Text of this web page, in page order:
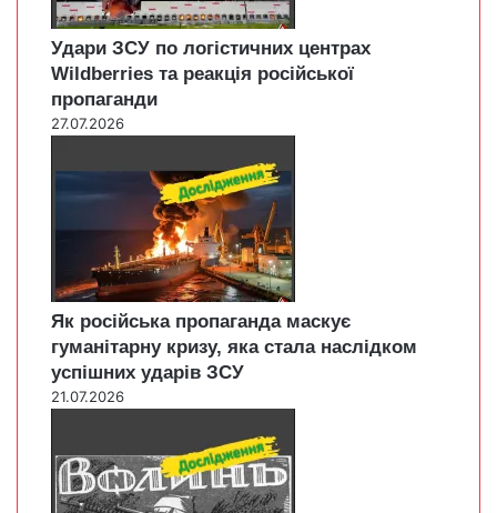
Удари ЗСУ по логістичних центрах
Wildberries та реакція російської
пропаганди
27.07.2026
Як російська пропаганда маскує
гуманітарну кризу, яка стала наслідком
успішних ударів ЗСУ
21.07.2026